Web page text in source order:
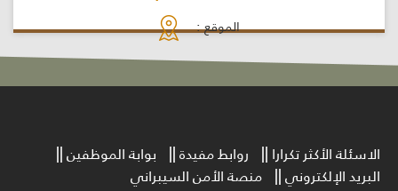
الموقع :
الاسئلة الأكثر تكرارا روابط مفيدة
بوابة الموظفين
البريد الإلكتروني
منصة الأمن السيبراني